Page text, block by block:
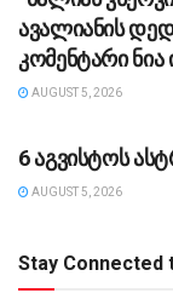
ავა­ლი­ა­ნის
კომენტარი ნია
AUGUST 5, 2026
6 აგვისტოს
AUGUST 5, 2026
Stay Connected